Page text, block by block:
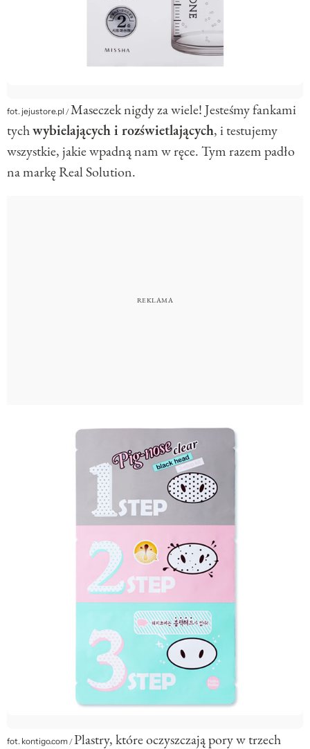
fot. jejustore.pl/Maseczek nigdy za wiele! Jesteśmy fankami
tychwybielających i rozświetlających, i testujemy
wszystkie, jakie wpadną nam w ręce. Tym razem padło
na markę Real Solution.
fot. kontigo.com/Plastry, które oczyszczają pory w trzech